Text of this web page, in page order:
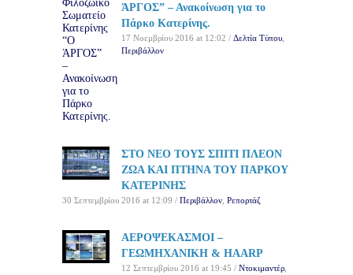
ΆΡΓΟΣ” – Ανακοίνωση για το
Πάρκο Κατερίνης.
17 Νοεμβρίου 2016 at 12:02 / Δελτία Τύπου
Περιβάλλον
ΣΤΟ ΝΕΟ ΤΟΥΣ ΣΠΙΤΙ ΠΛΕΟΝ
ΖΩΑ ΚΑΙ ΠΤΗΝΑ ΤΟΥ ΠΑΡΚΟΥ
ΚΑΤΕΡΙΝΗΣ
30 Σεπτεμβρίου 2016 at 12:09 / Περιβάλλον Ρεπορτάζ
ΑΕΡΟΨΕΚΑΣΜΟΙ –
ΓΕΩΜΗΧΑΝΙΚΗ & HAARP
12 Σεπτεμβρίου 2016 at 19:45 / Ντοκιμαντέρ